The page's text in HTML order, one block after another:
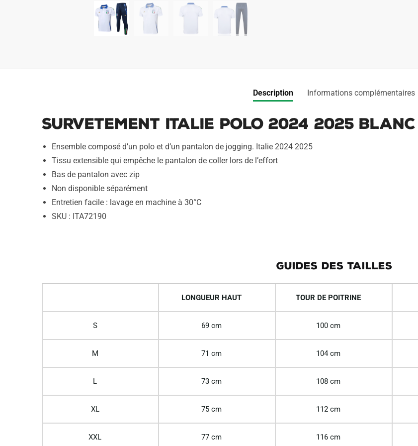
Description Informations complémentaires
Survetement Italie Polo 2024 2025 Blanc
Ensemble composé d’un polo et d’un pantalon de jogging. Italie 2024 2025
Tissu extensible qui empêche le pantalon de coller lors de l’effort
Bas de pantalon avec zip
Non disponible séparément
Entretien facile : lavage en machine à 30°C
SKU : ITA72190
GUIDES DES TAILLES
LONGUEUR HAUT TOUR DE POITRINE
S 69 cm 100 cm
M 71 cm 104 cm
L 73 cm 108 cm
XL 75 cm 112 cm
XXL 77 cm 116 cm